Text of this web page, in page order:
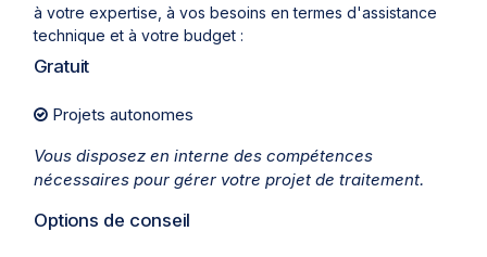
à votre expertise, à vos besoins en termes d'assistance
technique et à votre budget :
Gratuit
Projets autonomes
Vous disposez en interne des compétences
nécessaires pour gérer votre projet de traitement.
Options de conseil